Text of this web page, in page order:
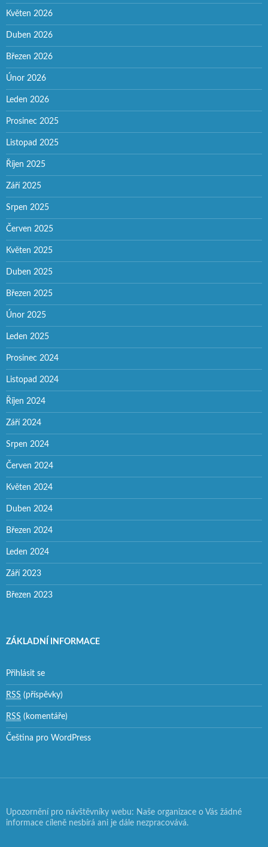
Květen 2026
Duben 2026
Březen 2026
Únor 2026
Leden 2026
Prosinec 2025
Listopad 2025
Říjen 2025
Září 2025
Srpen 2025
Červen 2025
Květen 2025
Duben 2025
Březen 2025
Únor 2025
Leden 2025
Prosinec 2024
Listopad 2024
Říjen 2024
Září 2024
Srpen 2024
Červen 2024
Květen 2024
Duben 2024
Březen 2024
Leden 2024
Září 2023
Březen 2023
ZÁKLADNÍ INFORMACE
Přihlásit se
RSS (příspěvky)
RSS (komentáře)
Čeština pro WordPress
Upozornění pro návštěvníky webu: Naše organizace o Vás žádné
informace cíleně nesbírá ani je dále nezpracovává.